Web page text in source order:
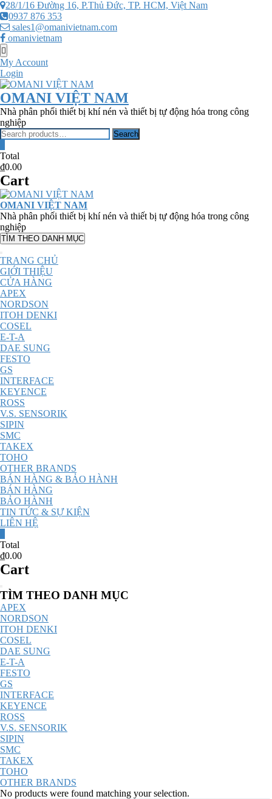
Skip
to
content
28/1/16 Đường 16, P.Thủ Đức, TP. HCM, Việt Nam
0937 876 353
sales1@omanivietnam.com
omanivietnam
Topbar
Menu
My Account
Login
OMANI VIỆT NAM
Nhà phân phối thiết bị khí nén và thiết bị tự động hóa trong công
nghiệp
Search
Search
Total
₫0.00
Cart
OMANI VIỆT NAM
Nhà phân phối thiết bị khí nén và thiết bị tự động hóa trong công
nghiệp
TÌM THEO DANH MỤC
TRANG CHỦ
GIỚI THIỆU
CỬA HÀNG
APEX
NORDSON
ITOH DENKI
COSEL
E-T-A
DAE SUNG
FESTO
GS
INTERFACE
KEYENCE
ROSS
V.S. SENSORIK
SIPIN
SMC
TAKEX
TOHO
OTHER BRANDS
BÁN HÀNG & BẢO HÀNH
BÁN HÀNG
BẢO HÀNH
TIN TỨC & SỰ KIỆN
LIÊN HỆ
Total
₫0.00
Cart
Catalog
Menu
TÌM THEO DANH MỤC
APEX
NORDSON
ITOH DENKI
COSEL
DAE SUNG
E-T-A
FESTO
GS
INTERFACE
KEYENCE
ROSS
V.S. SENSORIK
SIPIN
SMC
TAKEX
TOHO
OTHER BRANDS
No products were found matching your selection.